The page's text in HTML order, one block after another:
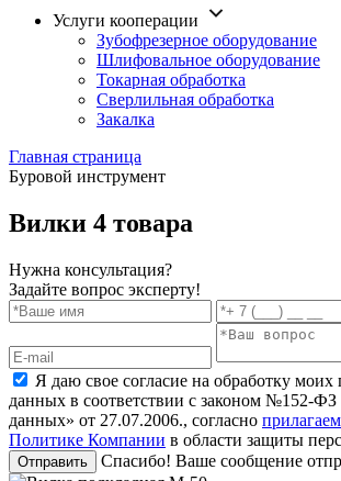
Услуги кооперации
Зубофрезерное оборудование
Шлифовальное оборудование
Токарная обработка
Cверлильная обработка
Закалка
Главная страница
Буровой инструмент
Вилки 4 товара
Нужна консультация?
Задайте вопрос эксперту!
Я даю свое согласие на обработку моих
данных в соответствии с законом №152-
данных» от 27.07.2006., согласно
Политике Компании в области защиты
Отправить Спасибо! Ваше сообщение